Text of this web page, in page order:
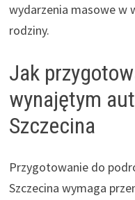
wydarzenia masowe w
rodziny.
Jak
wynajętym
Szczecina
Przygotowanie do
Szczecina wymaga